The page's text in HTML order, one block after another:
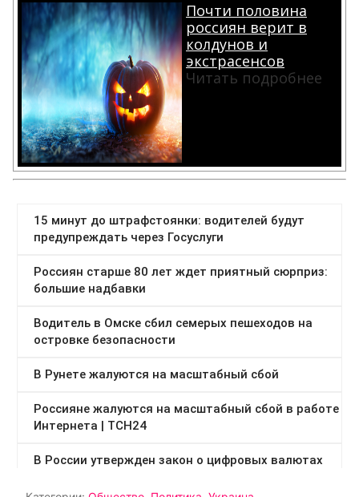
Почти половина
россиян верит в
колдунов и
экстрасенсов
Читать подробнее